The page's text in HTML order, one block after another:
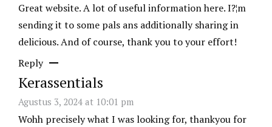
Great website. A lot of useful information here. I?¦m
sending it to some pals ans additionally sharing in
delicious. And of course, thank you to your effort!
Reply
Kerassentials
Agustus 3, 2024 at 10:01 pm
Wohh precisely what I was looking for, thankyou for